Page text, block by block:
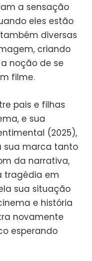
a sensação
eles estão
diversas
criando
noção de se
filme.
pais e filhas
e sua
(2025),
sua marca tanto
da narrativa,
tragédia em
sua situação
e história
novamente
esperando